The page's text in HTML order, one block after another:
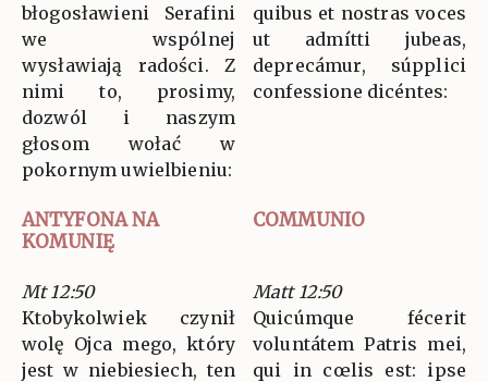
błogosławieni Serafini
we wspólnej
wysławiają radości. Z
nimi to, prosimy,
dozwól i naszym
głosom wołać w
pokornym uwielbieniu:
quibus et nostras voces
ut admítti jubeas,
deprecámur, súpplici
confessione dicéntes:
ANTYFONA NA
KOMUNIĘ
COMMUNIO
Mt 12:50
Ktobykolwiek czynił
wolę Ojca mego, który
jest w niebiesiech, ten
Matt 12:50
Quicúmque fécerit
voluntátem Patris mei,
qui in cœlis est: ipse